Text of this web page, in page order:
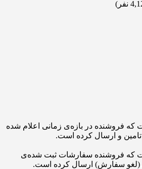
که فروشنده در بازه‌ی زمانی اعلام شده
تامین و ارسال کرده است.
است که فروشنده سفارشات ثبت شده‌ی
(لغو سفارش) ارسال کرده است.